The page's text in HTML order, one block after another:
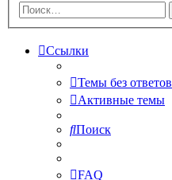
Ссылки
Темы без ответов
Активные темы
Поиск
FAQ